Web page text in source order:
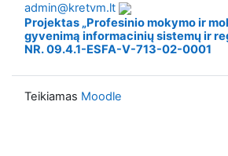
admin@kretvm.lt
Projektas „Profesinio mokymo ir
gyvenimą informacinių sistemų ir
NR. 09.4.1-ESFA-V-713-02-0001
Teikiamas Moodle